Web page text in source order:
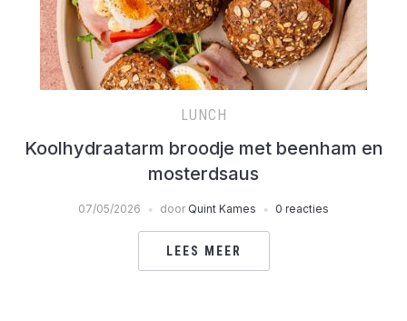
LUNCH
Koolhydraatarm broodje met beenham en
mosterdsaus
07/05/2026 door Quint Kames 0 reacties
LEES MEER